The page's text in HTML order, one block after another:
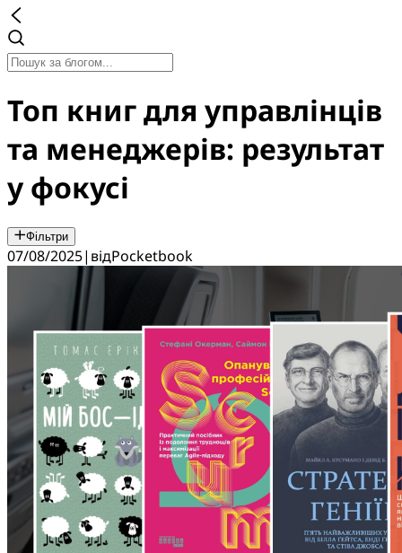
Топ книг для управлінців
та менеджерів: результат
у фокусі
Фільтри
07/08/2025| відPocketbook